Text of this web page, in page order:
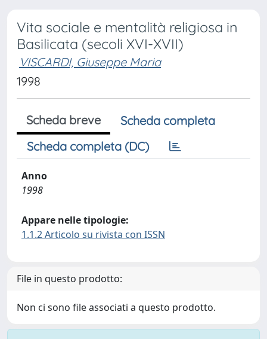
Vita sociale e mentalità religiosa in
Basilicata (secoli XVI-XVII)
VISCARDI, Giuseppe Maria
1998
Scheda breve
Scheda completa
Scheda completa (DC)
Anno
1998
Appare nelle tipologie:
1.1.2 Articolo su rivista con ISSN
File in questo prodotto:
Non ci sono file associati a questo prodotto.